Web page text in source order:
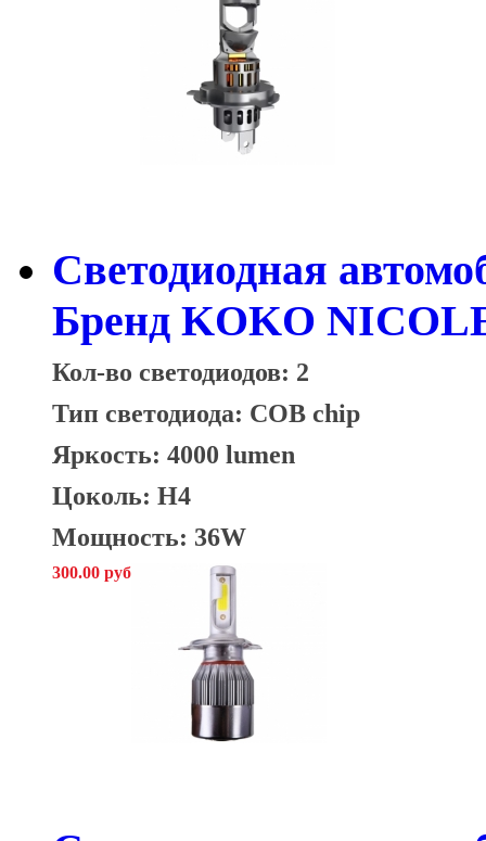
Cветодиодная
Бренд KOKO
Кол-во светодиодов: 2
Тип светодиода: COB chip
Яркость: 4000 lumen
Цоколь: H4
Мощность: 36W
300.00 руб